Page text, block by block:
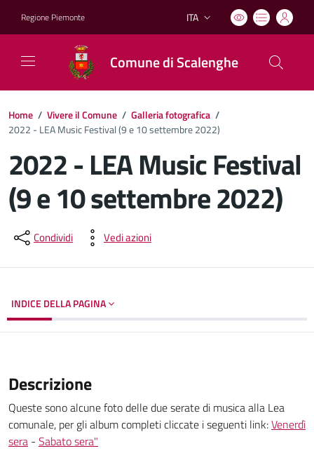
Regione Piemonte Lingua attiva:
ITA
Comune di Scalenghe
Home / Vivere il Comune / Galleria fotografica /
2022 - LEA Music Festival (9 e 10 settembre 2022)
2022 - LEA Music Festival
(9 e 10 settembre 2022)
Dettagli del documento
Condividi Vedi azioni
INDICE DELLA PAGINA
Descrizione
Queste sono alcune foto delle due serate di musica alla Lea
comunale, per gli album completi cliccate i seguenti link:Venerdì
sera - Sabato sera"